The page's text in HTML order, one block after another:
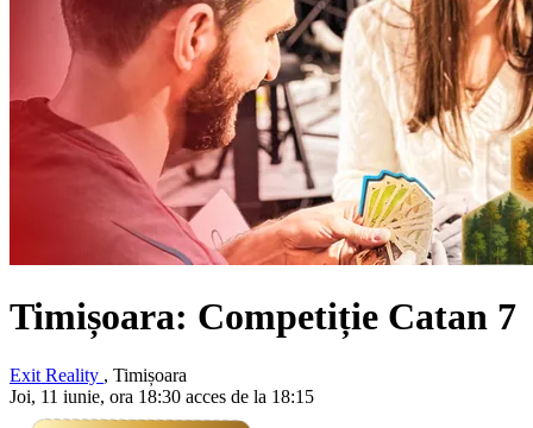
Timișoara: Competiție Catan 7
Exit Reality , Timișoara
Joi, 11 iunie, ora 18:30 acces de la 18:15